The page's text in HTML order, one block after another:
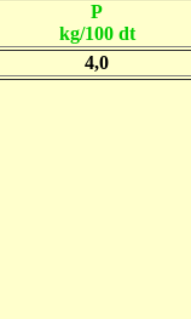
P
kg/100 dt
4,0